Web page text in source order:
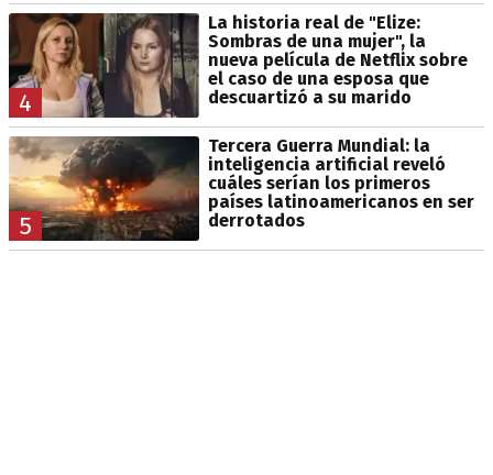
4
La historia real de "Elize:
Sombras de una mujer", la
nueva película de Netflix sobre
el caso de una esposa que
descuartizó a su marido
5
Tercera Guerra Mundial: la
inteligencia artificial reveló
cuáles serían los primeros
países latinoamericanos en ser
derrotados